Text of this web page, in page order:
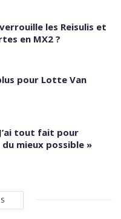
les Reisulis et
en MX2 ?
pour Lotte Van
tout fait pour
mieux possible »